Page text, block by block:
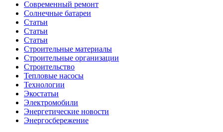
Современный ремонт
Солнечные батареи
Статьи
Статьи
Статьи
Строительные материалы
Строительные организации
Строительство
Тепловые насосы
Технологии
Экостатьи
Электромобили
Энергетические новости
Энергосбережение